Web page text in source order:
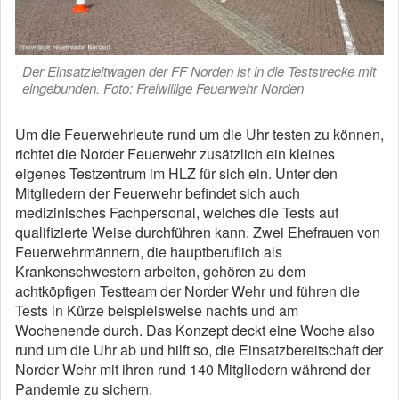
Der Einsatzleitwagen der FF Norden ist in die Teststrecke mit
eingebunden. Foto: Freiwillige Feuerwehr Norden
Um die Feuerwehrleute rund um die Uhr testen zu können,
richtet die Norder Feuerwehr zusätzlich ein kleines
eigenes Testzentrum im HLZ für sich ein. Unter den
Mitgliedern der Feuerwehr befindet sich auch
medizinisches Fachpersonal, welches die Tests auf
qualifizierte Weise durchführen kann. Zwei Ehefrauen von
Feuerwehrmännern, die hauptberuflich als
Krankenschwestern arbeiten, gehören zu dem
achtköpfigen Testteam der Norder Wehr und führen die
Tests in Kürze beispielsweise nachts und am
Wochenende durch. Das Konzept deckt eine Woche also
rund um die Uhr ab und hilft so, die Einsatzbereitschaft der
Norder Wehr mit ihren rund 140 Mitgliedern während der
Pandemie zu sichern.